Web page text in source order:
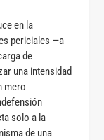
en la
periciales —a
de
una intensidad
mero
solo a la
de una